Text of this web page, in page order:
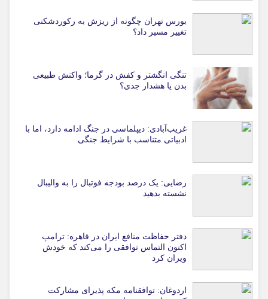
بورس تهران چگونه از ریزش به رکوردشکنی
تغییر مسیر داد؟
تنگی انگشتر و کفش در گرما؛ واکنش طبیعی
بدن یا هشدار جدی؟
غریب‌آبادی: دیپلماسی در جنگ ادامه دارد، اما با
ادبیاتی متناسب با شرایط جنگی
رضایی: یک درصد بودجه فوتبال را به والیبال
نشسته بدهید
دفتر حفاظت منافع ایران در قاهره: ترامپ
اکنون التماس توافقی را می‌کند که خودش
ویران کرد
اردوغان: توافقنامه مکه پذیرای مشارکت